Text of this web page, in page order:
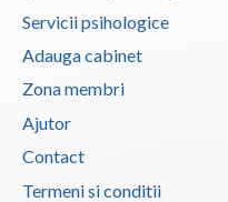
Servicii psihologice
Adauga cabinet
Zona membri
Ajutor
Contact
Termeni si conditii